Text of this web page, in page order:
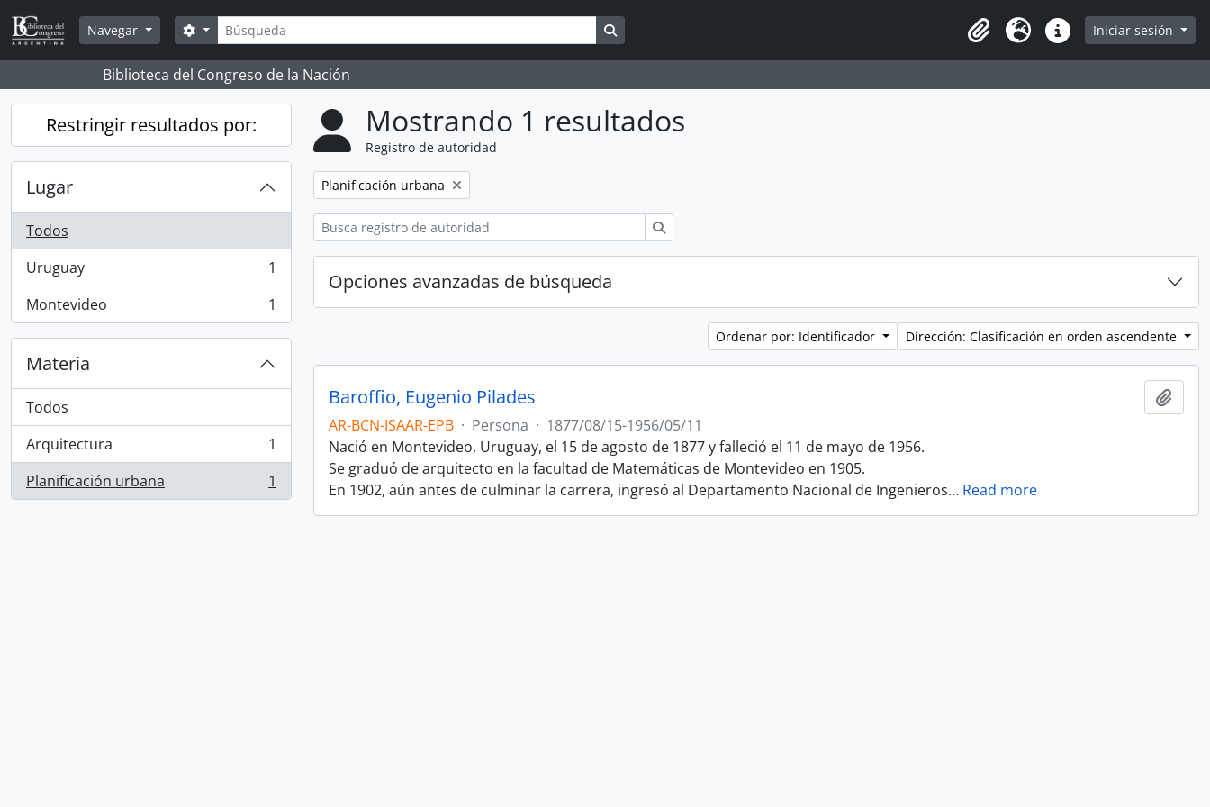
Skip to main content
Navegar
Búsqueda
Search options
Portapapeles
Idioma Enlaces rápidos
Iniciar sesión
Biblioteca del Congreso de la Nación
Restringir resultados por:
Lugar
Todos
Uruguay
, 1 resultados
1
Montevideo
, 1 resultados 1
Materia
Todos
Arquitectura
, 1 resultados
1
Planificación urbana
, 1 resultados 1
Mostrando 1 resultados
Registro de autoridad
Remove filter:
Planificación urbana
Opciones avanzadas de búsqueda
Ordenar por: Identificador Dirección: Clasificación en orden ascendente
Baroffio, Eugenio Pilades
AR-BCN-ISAAR-EPB · Persona · 1877/08/15-1956/05/11
Nació en Montevideo, Uruguay, el 15 de agosto de 1877 y falleció el 11 de mayo de 1956.
Se graduó de arquitecto en la facultad de Matemáticas de Montevideo en 1905.
En 1902, aún antes de culminar la carrera, ingresó al Departamento Nacional de Ingenieros… Read more